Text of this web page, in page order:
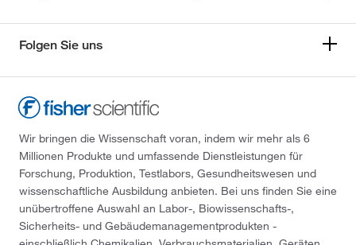
Folgen Sie uns
Wir bringen die Wissenschaft voran, indem wir mehr als 6
Millionen Produkte und umfassende Dienstleistungen für
Forschung, Produktion, Testlabors, Gesundheitswesen und
wissenschaftliche Ausbildung anbieten. Bei uns finden Sie eine
unübertroffene Auswahl an Labor-, Biowissenschafts-,
Sicherheits- und Gebäudemanagementprodukten -